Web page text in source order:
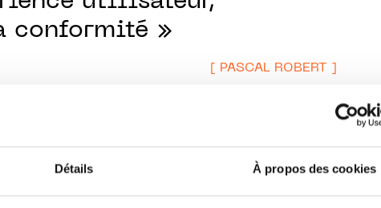
Détails À propos des cookies
conformité »
[ PASCAL ROBERT ]
le secteur IT d’EY Luxembourg, j’ai décidé de